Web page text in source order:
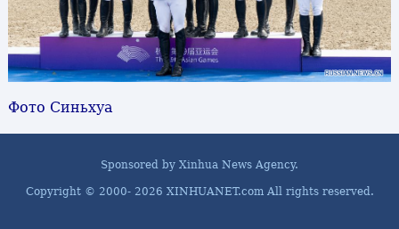
Фото Синьхуа
Sponsored by Xinhua News Agency.
Copyright © 2000- 2026 XINHUANET.com All rights reserved.